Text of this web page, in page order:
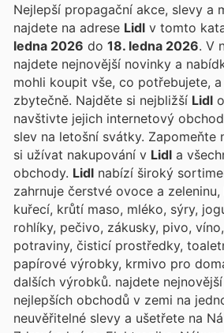
Nejlepší propagační akce, slevy a
najdete na adrese Lidl v tomto
ledna 2026 do 18. ledna 2026 . V
najdete nejnovější novinky a
mohli koupit vše, co potřebujete,
zbytečně. Najděte si nejbližší Lidl
navštivte jejich internetový
slev na letošní svátky. Zapomeňte
si užívat nakupování v Lidl a
obchody. Lidl nabízí široký
zahrnuje čerstvé ovoce a
kuřecí, krůtí maso, mléko, sýry,
rohlíky, pečivo, zákusky, pivo,
potraviny, čisticí prostředky,
papírové výrobky, krmivo pro
dalších výrobků. najdete
nejlepších obchodů v zemi na
neuvěřitelné slevy a ušetřete na